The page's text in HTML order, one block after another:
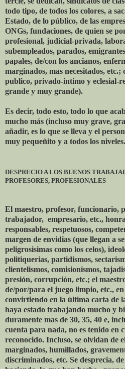
todo tipo, de todos los colores, a
Estado, de lo público, de las
ONGs, fundaciones, de quien se
profesional, judicial-privada,
subempleados, parados,
papales, de/con los ancianos,
marginados, mas necesitados,
publico, privado-intimo y eclesial-
grande y muy grande).
Es decir, todo esto, todo lo que
mucho más (incluso muy grave,
añadir, es lo que se lleva y el
muy pequeñito y a todos los niveles.
DESPRECIO A LOS BUENOS
PROFESORES, PROFESIONALES
El maestro, profesor, funcionario,
trabajador, empresario, etc.,
responsables, respetuosos,
margen de envidias (que llegan a
peligrosisimas como los celos),
politiquerias, partidismos,
clientelismos, comisionismos,
presión, corrupción, etc.; el
de/por/para el juego limpio, etc., en
convirtiendo en la última carta de
haya estado trabajando mucho y
duramente mas de 30, 35, 40 e,
cuenta para nada, no es tenido en
reconocido. Incluso, se olvidan de
marginados, humillados,
discriminados, etc. Se desprecia,